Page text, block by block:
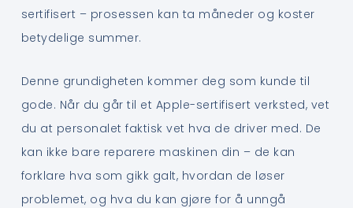
sertifisert – prosessen kan ta måneder og koster
betydelige summer.
Denne grundigheten kommer deg som kunde til
gode. Når du går til et Apple-sertifisert verksted, vet
du at personalet faktisk vet hva de driver med. De
kan ikke bare reparere maskinen din – de kan
forklare hva som gikk galt, hvordan de løser
problemet, og hva du kan gjøre for å unngå